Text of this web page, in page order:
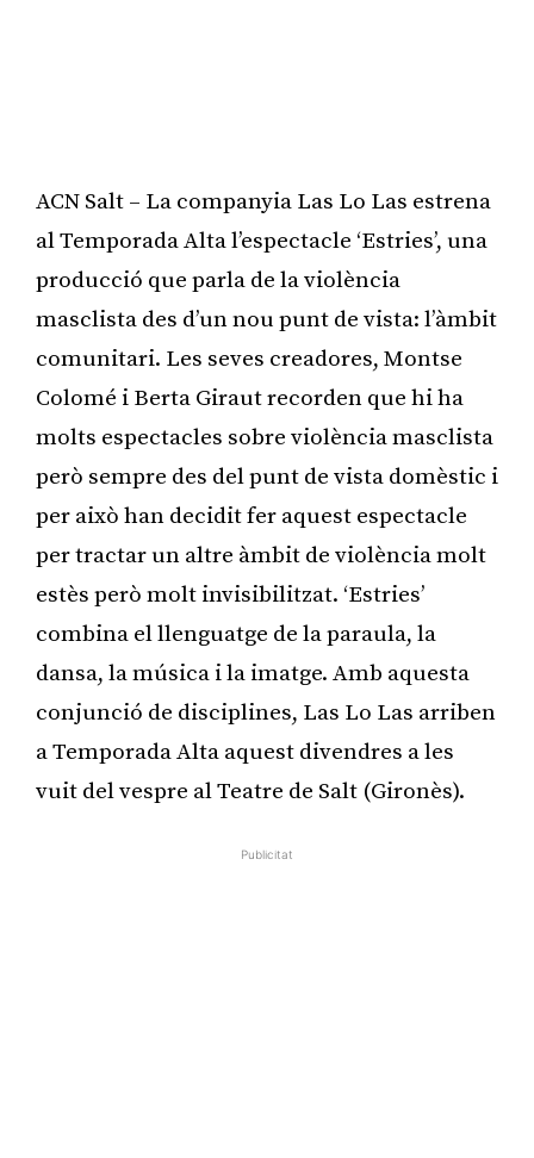
ACN Salt – La companyia Las Lo Las estrena
al Temporada Alta l’espectacle ‘Estries’, una
producció que parla de la violència
masclista des d’un nou punt de vista: l’àmbit
comunitari. Les seves creadores, Montse
Colomé i Berta Giraut recorden que hi ha
molts espectacles sobre violència masclista
però sempre des del punt de vista domèstic i
per això han decidit fer aquest espectacle
per tractar un altre àmbit de violència molt
estès però molt invisibilitzat. ‘Estries’
combina el llenguatge de la paraula, la
dansa, la música i la imatge. Amb aquesta
conjunció de disciplines, Las Lo Las arriben
a Temporada Alta aquest divendres a les
vuit del vespre al Teatre de Salt (Gironès).
Publicitat